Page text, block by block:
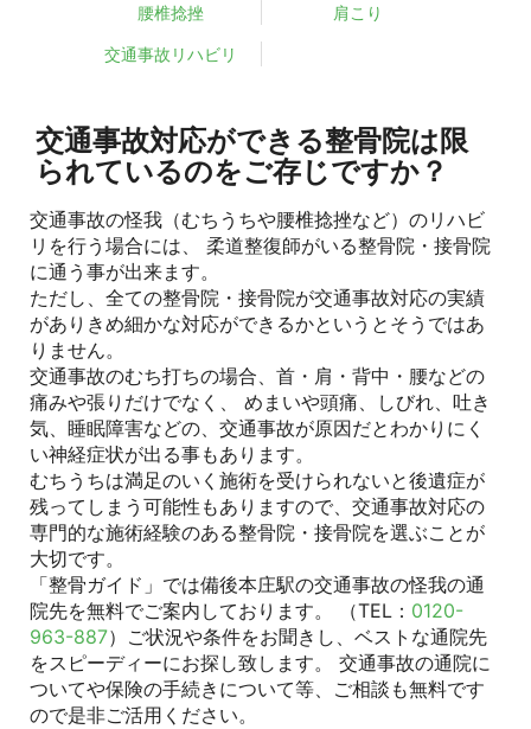
腰椎捻挫 肩こり
交通事故リハビリ
交通事故対応ができる整骨院は限
られているのをご存じですか？
交通事故の怪我（むちうちや腰椎捻挫など）のリハビ
リを行う場合には、 柔道整復師がいる整骨院・接骨院
に通う事が出来ます。
ただし、全ての整骨院・接骨院が交通事故対応の実績
がありきめ細かな対応ができるかというとそうではあ
りません。
交通事故のむち打ちの場合、首・肩・背中・腰などの
痛みや張りだけでなく、 めまいや頭痛、しびれ、吐き
気、睡眠障害などの、交通事故が原因だとわかりにく
い神経症状が出る事もあります。
むちうちは満足のいく施術を受けられないと後遺症が
残ってしまう可能性もありますので、交通事故対応の
専門的な施術経験のある整骨院・接骨院を選ぶことが
大切です。
「整骨ガイド」では備後本庄駅の交通事故の怪我の通
院先を無料でご案内しております。 （TEL： 0120-
963-887）ご状況や条件をお聞きし、ベストな通院先
をスピーディーにお探し致します。 交通事故の通院に
ついてや保険の手続きについて等、ご相談も無料です
ので是非ご活用ください。